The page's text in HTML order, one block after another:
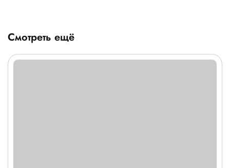
Смотреть ещё